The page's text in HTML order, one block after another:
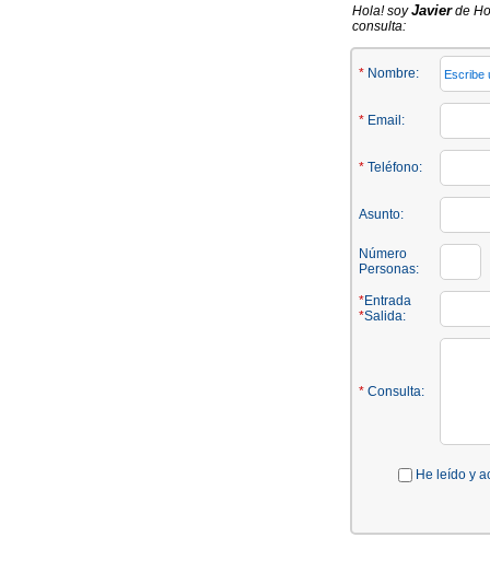
Hola! soyJavierde
consulta:
* Nombre:
* Email:
* Teléfono:
Asunto:
Número
Personas:
*Entrada
*Salida:
* Consulta:
He leído y